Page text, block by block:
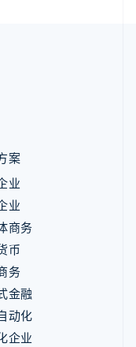
案
业
业
商务
币
务
金融
动化
企业